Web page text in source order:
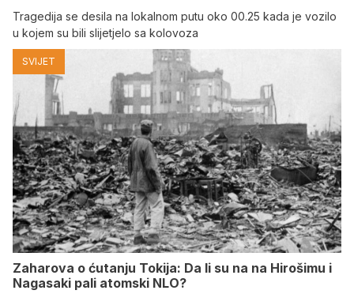
Tragedija se desila na lokalnom putu oko 00.25 kada je vozilo
u kojem su bili slijetjelo sa kolovoza
SVIJET
Zaharova o ćutanju Tokija: Da li su na na Hirošimu i
Nagasaki pali atomski NLO?